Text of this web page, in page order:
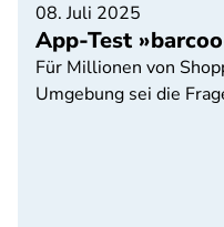
08. Juli 2025
App-Test
Für Millionen von
Umgebung sei die